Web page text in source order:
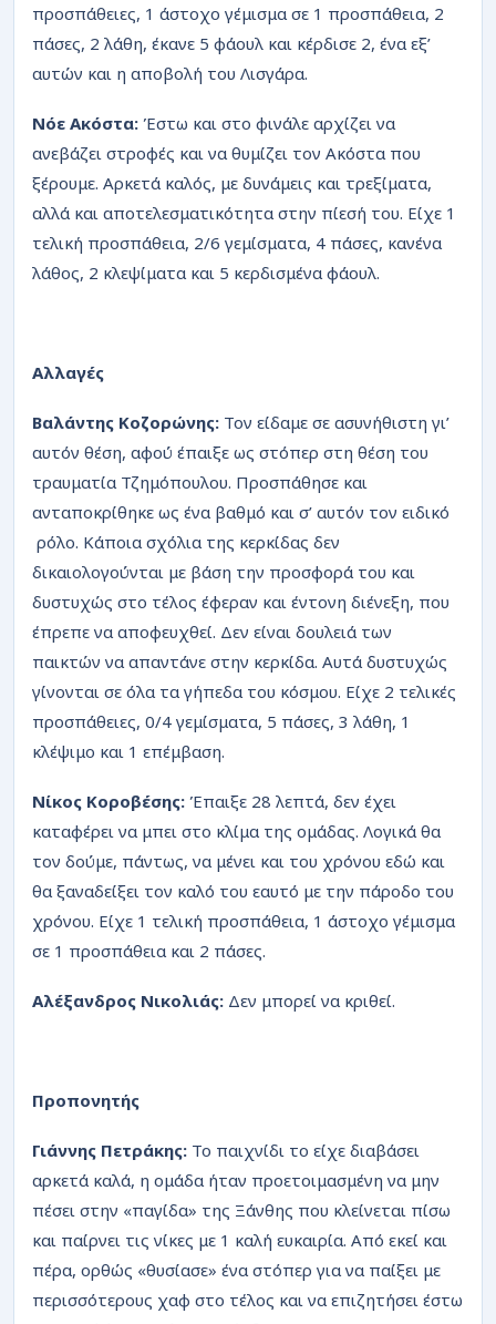
προσπάθειες, 1 άστοχο γέμισμα σε 1 προσπάθεια, 2
πάσες, 2 λάθη, έκανε 5 φάουλ και κέρδισε 2, ένα εξ’
αυτών και η αποβολή του Λισγάρα.
Νόε Ακόστα: Έστω και στο φινάλε αρχίζει να
ανεβάζει στροφές και να θυμίζει τον Ακόστα που
ξέρουμε. Αρκετά καλός, με δυνάμεις και τρεξίματα,
αλλά και αποτελεσματικότητα στην πίεσή του. Είχε 1
τελική προσπάθεια, 2/6 γεμίσματα, 4 πάσες, κανένα
λάθος, 2 κλεψίματα και 5 κερδισμένα φάουλ.
Αλλαγές
Βαλάντης Κοζορώνης: Τον είδαμε σε ασυνήθιστη γι’
αυτόν θέση, αφού έπαιξε ως στόπερ στη θέση του
τραυματία Τζημόπουλου. Προσπάθησε και
ανταποκρίθηκε ως ένα βαθμό και σ’ αυτόν τον ειδικό
ρόλο. Κάποια σχόλια της κερκίδας δεν
δικαιολογούνται με βάση την προσφορά του και
δυστυχώς στο τέλος έφεραν και έντονη διένεξη, που
έπρεπε να αποφευχθεί. Δεν είναι δουλειά των
παικτών να απαντάνε στην κερκίδα. Αυτά δυστυχώς
γίνονται σε όλα τα γήπεδα του κόσμου. Είχε 2 τελικές
προσπάθειες, 0/4 γεμίσματα, 5 πάσες, 3 λάθη, 1
κλέψιμο και 1 επέμβαση.
Νίκος Κοροβέσης: Έπαιξε 28 λεπτά, δεν έχει
καταφέρει να μπει στο κλίμα της ομάδας. Λογικά θα
τον δούμε, πάντως, να μένει και του χρόνου εδώ και
θα ξαναδείξει τον καλό του εαυτό με την πάροδο του
χρόνου. Είχε 1 τελική προσπάθεια, 1 άστοχο γέμισμα
σε 1 προσπάθεια και 2 πάσες.
Αλέξανδρος Νικολιάς: Δεν μπορεί να κριθεί.
Προπονητής
Γιάννης Πετράκης: Το παιχνίδι το είχε διαβάσει
αρκετά καλά, η ομάδα ήταν προετοιμασμένη να μην
πέσει στην «παγίδα» της Ξάνθης που κλείνεται πίσω
και παίρνει τις νίκες με 1 καλή ευκαιρία. Από εκεί και
πέρα, ορθώς «θυσίασε» ένα στόπερ για να παίξει με
περισσότερους χαφ στο τέλος και να επιζητήσει έστω